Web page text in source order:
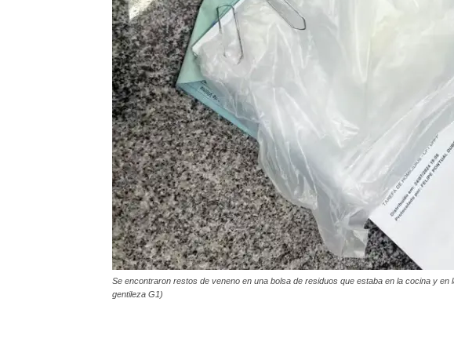
Se encontraron restos de veneno en una bolsa de residuos que estaba en la cocina y en
gentileza G1)